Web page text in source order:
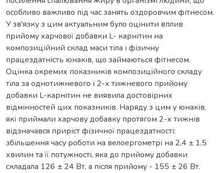
особливо важливо під час занять оздоровчим фітнесом.
У зв'язку з цим актуальним було оцінити вплив
прийому харчової добавки L- карнітин на
композиційний склад маси тіла і фізичну
працездатність юнаків, що займаються фітнесом.
Оцінка окремих показників композиційного складу
тіла за однотижневого і 2-х тижневого прийому
добавки L-карнітин не виявила достовірних
відмінностей цих показників. Наряду з цим у юнаків,
які приймали харчову добавку протягом 2-х тижнів
відзначався приріст фізичної працездатності:
збільшення часу роботи на велоергометрі на 2,4 ± 1,5
хвилин та її потужності, яка до прийому добавки
складала 126 ± 24 Вт, а після прийому - 155 ± 26 Вт.